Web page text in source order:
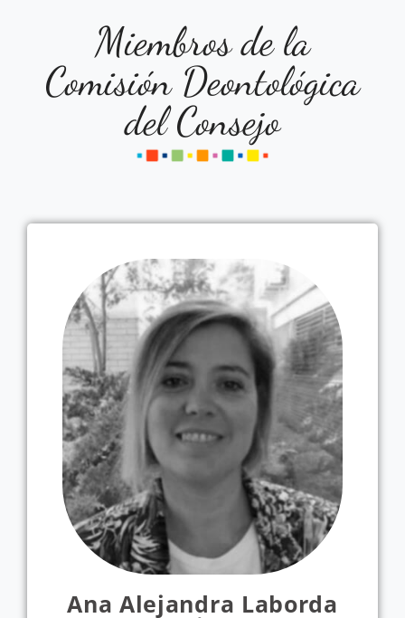
Miembros de la
Comisión Deontológica
del Consejo
Ana Alejandra Laborda